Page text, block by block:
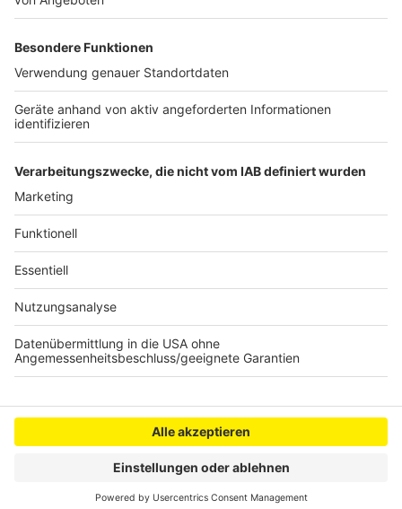
Geflügelpest in Kerpen-Brüggen bestätigt
stillstehen
Elsdorf: Genehmigung für Rheinwasserleitung ist
da
Anzeige
Anzeige